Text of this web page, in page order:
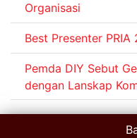
Organisasi
Best Presenter
Pemda DIY Sebut
dengan Lanskap